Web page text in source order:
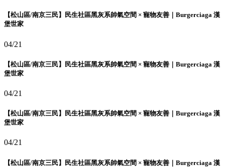
【松山區/南京三民】民生社區黑灰系帥氣空間 × 寵物友善｜Burgerciaga 漢
堡世家
04/21
【松山區/南京三民】民生社區黑灰系帥氣空間 × 寵物友善｜Burgerciaga 漢
堡世家
04/21
【松山區/南京三民】民生社區黑灰系帥氣空間 × 寵物友善｜Burgerciaga 漢
堡世家
04/21
【松山區/南京三民】民生社區黑灰系帥氣空間 × 寵物友善｜Burgerciaga 漢